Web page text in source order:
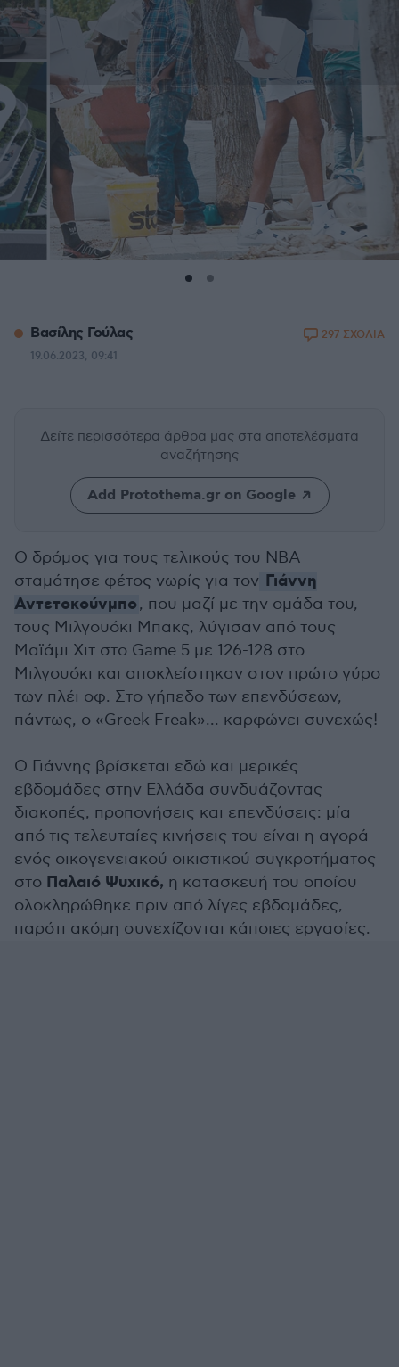
Βασίλης Γούλας
19.06.2023, 09:41
297 ΣΧΟΛΙΑ
Δείτε περισσότερα άρθρα μας στα αποτελέσματα
αναζήτησης
Add Protothema.gr on Google
Ο δρόμος για τους τελικούς του ΝΒΑ
σταμάτησε φέτος νωρίς για τον Γιάννη
Αντετοκούνμπο, που μαζί με την ομάδα του,
τους Μιλγουόκι Μπακς, λύγισαν από τους
Μαϊάμι Χιτ στο Game 5 με 126-128 στο
Μιλγουόκι και αποκλείστηκαν στον πρώτο γύρο
των πλέι οφ. Στο γήπεδο των επενδύσεων,
πάντως, ο «Greek Freak»... καρφώνει συνεχώς!
Ο Γιάννης βρίσκεται εδώ και μερικές
εβδομάδες στην Ελλάδα συνδυάζοντας
διακοπές, προπονήσεις και επενδύσεις: μία
από τις τελευταίες κινήσεις του είναι η αγορά
ενός οικογενειακού οικιστικού συγκροτήματος
στο Παλαιό Ψυχικό, η κατασκευή του οποίου
ολοκληρώθηκε πριν από λίγες εβδομάδες,
παρότι ακόμη συνεχίζονται κάποιες εργασίες.